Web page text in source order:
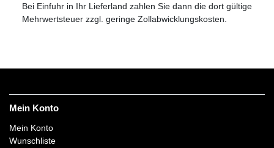
Bei Einfuhr in Ihr Lieferland zahlen Sie dann die dort gültige
Mehrwertsteuer zzgl. geringe Zollabwicklungskosten.
Mein Konto
Mein Konto
Wunschliste